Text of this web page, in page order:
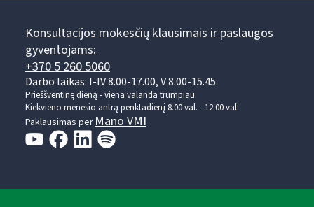
Konsultacijos mokesčių klausimais ir paslaugos
gyventojams:
+370 5 260 5060
Darbo laikas: I-IV 8.00-17.00, V 8.00-15.45.
Prieššventinę dieną - viena valanda trumpiau.
Kiekvieno mėnesio antrą penktadienį 8.00 val. - 12.00 val.
Paklausimas perMano VMI